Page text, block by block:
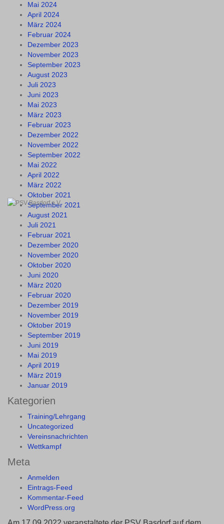
Mai 2024
April 2024
März 2024
Februar 2024
Dezember 2023
November 2023
September 2023
August 2023
Juli 2023
Juni 2023
Mai 2023
März 2023
Februar 2023
Dezember 2022
November 2022
September 2022
Mai 2022
April 2022
März 2022
Oktober 2021
September 2021
August 2021
Juli 2021
Februar 2021
Dezember 2020
November 2020
Oktober 2020
Juni 2020
März 2020
Februar 2020
Dezember 2019
November 2019
Oktober 2019
September 2019
Juni 2019
Mai 2019
April 2019
März 2019
Januar 2019
Kategorien
Training/Lehrgang
Uncategorized
Vereinsnachrichten
Wettkampf
Meta
Anmelden
Eintrags-Feed
Kommentar-Feed
WordPress.org